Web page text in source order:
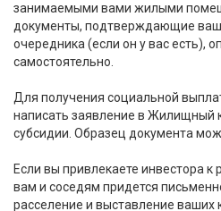
занимаемыми вами жилыми
документы, подтверждающие ваш
очередника (если он у вас есть),
самостоятельно.
Для получения социальной
написать заявление в Жилищный
субсидии. Образец документа
Если вы привлекаете инвестора
вам и соседям придется
расселение и выставление ваших